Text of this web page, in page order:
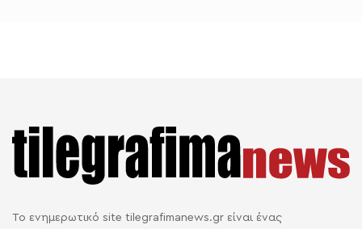
Το ενημερωτικό site tilegrafimanews.gr είναι ένας